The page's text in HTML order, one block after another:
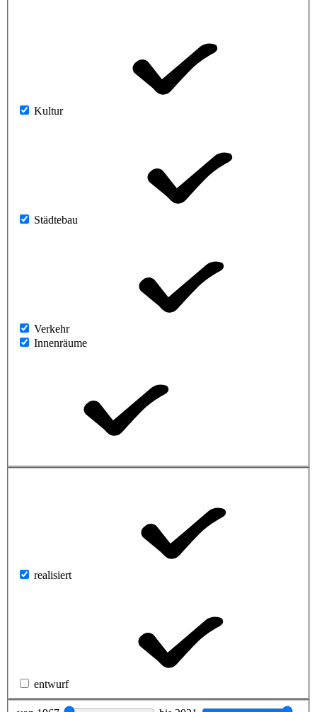
Kultur
Städtebau
Verkehr
Innenräume
realisiert
entwurf